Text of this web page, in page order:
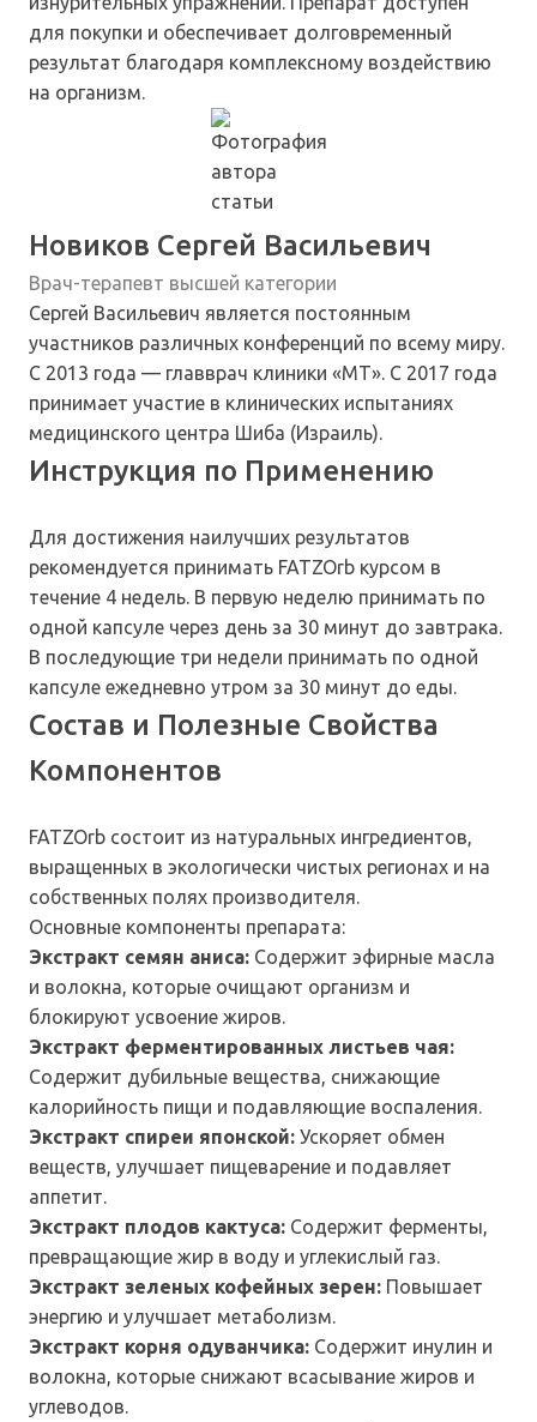
для покупки и обеспечивает долговременный
результат благодаря комплексному воздействию
на организм.
Новиков Сергей Васильевич
Врач-терапевт высшей категории
Сергей Васильевич является постоянным
участников различных конференций по всему миру.
С 2013 года — главврач клиники «МТ». С 2017 года
принимает участие в клинических испытаниях
медицинского центра Шиба (Израиль).
Инструкция по Применению
Для достижения наилучших результатов
рекомендуется принимать FATZOrb курсом в
течение 4 недель. В первую неделю принимать по
одной капсуле через день за 30 минут до завтрака.
В последующие три недели принимать по одной
капсуле ежедневно утром за 30 минут до еды.
Состав и Полезные Свойства
Компонентов
FATZOrb состоит из натуральных ингредиентов,
выращенных в экологически чистых регионах и на
собственных полях производителя.
Основные компоненты препарата:
Экстракт семян аниса: Содержит эфирные масла
и волокна, которые очищают организм и
блокируют усвоение жиров.
Экстракт ферментированных листьев чая:
Содержит дубильные вещества, снижающие
калорийность пищи и подавляющие воспаления.
Экстракт спиреи японской: Ускоряет обмен
веществ, улучшает пищеварение и подавляет
аппетит.
Экстракт плодов кактуса: Содержит ферменты,
превращающие жир в воду и углекислый газ.
Экстракт зеленых кофейных зерен: Повышает
энергию и улучшает метаболизм.
Экстракт корня одуванчика: Содержит инулин и
волокна, которые снижают всасывание жиров и
углеводов.